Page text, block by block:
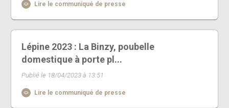
Lire le communiqué de presse
Lépine 2023 : La Binzy, poubelle
domestique à porte pl...
Publié le 18/04/2023 à 13:51
Lire le communiqué de presse